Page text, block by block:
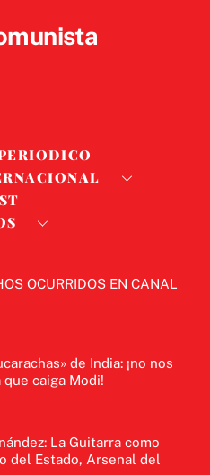
OCURRIDOS EN CANAL
de India: ¡no nos
caiga Modi!
La Guitarra como
del Estado, Arsenal del